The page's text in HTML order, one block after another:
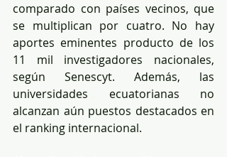
comparado con países vecinos, que
se multiplican por cuatro. No hay
aportes eminentes producto de los
11 mil investigadores nacionales,
según Senescyt. Además, las
universidades ecuatorianas no
alcanzan aún puestos destacados en
el ranking internacional.